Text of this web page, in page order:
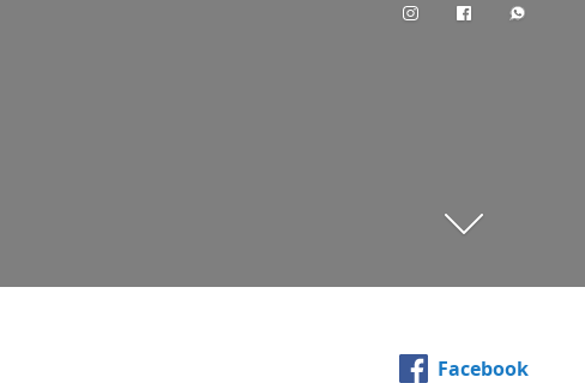
Facebook